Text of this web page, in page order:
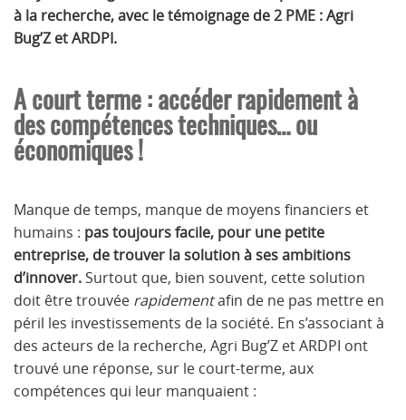
à la recherche, avec le témoignage de 2 PME : Agri
Bug’Z et ARDPI.
A court terme : accéder rapidement à
des compétences techniques… ou
économiques !
Manque de temps, manque de moyens financiers et
humains : pas toujours facile, pour une petite
entreprise, de trouver la solution à ses ambitions
d’innover. Surtout que, bien souvent, cette solution
doit être trouvée rapidementafin de ne pas mettre en
péril les investissements de la société. En s’associant à
des acteurs de la recherche, Agri Bug’Z et ARDPI ont
trouvé une réponse, sur le court-terme, aux
compétences qui leur manquaient :